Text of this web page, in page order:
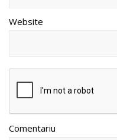
Website
Comentariu